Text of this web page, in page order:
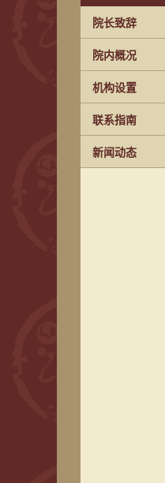
院长致辞
院内概况
机构设置
联系指南
新闻动态